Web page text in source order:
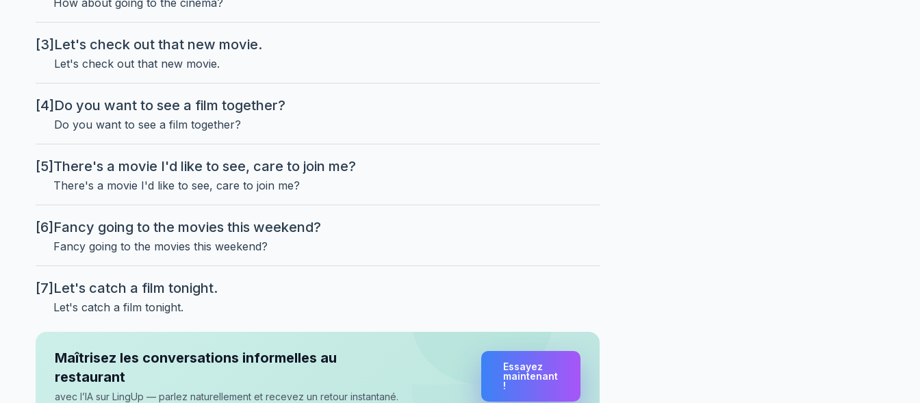
How about going to the cinema?
[3] Let's check out that new movie.
Let's check out that new movie.
[4] Do you want to see a film together?
Do you want to see a film together?
[5] There's a movie I'd like to see, care to join me?
There's a movie I'd like to see, care to join me?
[6] Fancy going to the movies this weekend?
Fancy going to the movies this weekend?
[7] Let's catch a film tonight.
Let's catch a film tonight.
Maîtrisez les conversations informelles au
restaurant
avec l’IA sur LingUp — parlez naturellement et recevez un retour instantané.
Essayez
maintenant
!